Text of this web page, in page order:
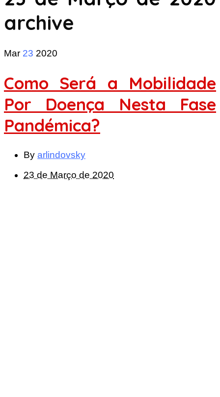
archive
Mar 23 2020
Como Será a Mobilidade
Por Doença Nesta Fase
Pandémica?
By arlindovsky
23 de Março de 2020